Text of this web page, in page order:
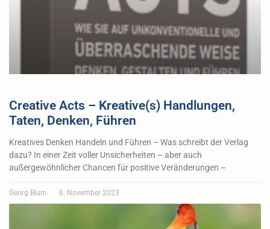
Creative Acts – Kreative(s) Handlungen,
Taten, Denken, Führen
Kreatives Denken Handeln und Führen – Was schreibt der Verlag
dazu? In einer Zeit voller Unsicherheiten – aber auch
außergewöhnlicher Chancen für positive Veränderungen –
Georg Blum 6. November 2023